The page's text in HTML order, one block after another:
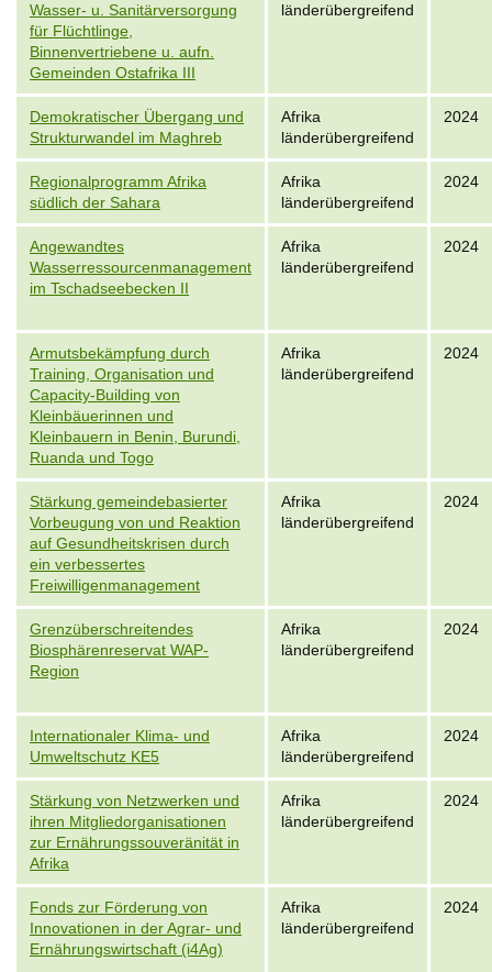
Wasser- u. Sanitärversorgung
für Flüchtlinge,
Binnenvertriebene u. aufn.
Gemeinden Ostafrika III
länderübergreifend
Demokratischer Übergang und
Strukturwandel im Maghreb
Afrika
länderübergreifend
2024
Regionalprogramm Afrika
südlich der Sahara
Afrika
länderübergreifend
2024
Angewandtes
Wasserressourcenmanagement
im Tschadseebecken II
Afrika
länderübergreifend
2024
Armutsbekämpfung durch
Training, Organisation und
Capacity-Building von
Kleinbäuerinnen und
Kleinbauern in Benin, Burundi,
Ruanda und Togo
Afrika
länderübergreifend
2024
Stärkung gemeindebasierter
Vorbeugung von und Reaktion
auf Gesundheitskrisen durch
ein verbessertes
Freiwilligenmanagement
Afrika
länderübergreifend
2024
Grenzüberschreitendes
Biosphärenreservat WAP-
Region
Afrika
länderübergreifend
2024
Internationaler Klima- und
Umweltschutz KE5
Afrika
länderübergreifend
2024
Stärkung von Netzwerken und
ihren Mitgliedorganisationen
zur Ernährungssouveränität in
Afrika
Afrika
länderübergreifend
2024
Fonds zur Förderung von
Innovationen in der Agrar- und
Ernährungswirtschaft (i4Ag)
Afrika
länderübergreifend
2024